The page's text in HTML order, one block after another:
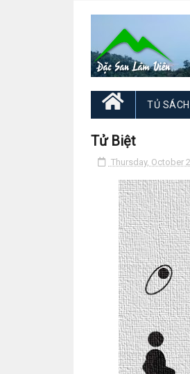
TỦ
Tử Biệt
Thursday, October